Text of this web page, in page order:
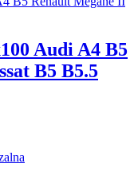
Audi A4 B5
B5 B5.5